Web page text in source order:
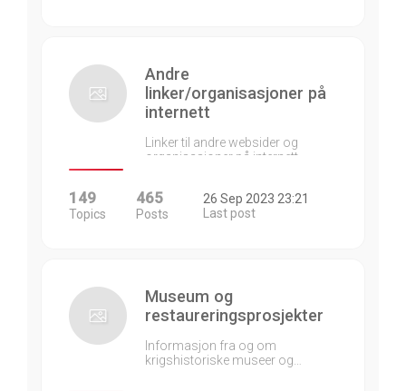
Andre
linker/organisasjoner på
internett
Linker til andre websider og
organisasjoner på internett…
149
Topics
465
Posts
26 Sep 2023 23:21
Last post
Museum og
restaureringsprosjekter
Informasjon fra og om
krigshistoriske museer og…